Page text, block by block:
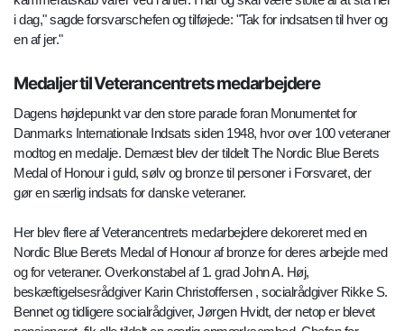
i dag," sagde forsvarschefen og tilføjede: "Tak for indsatsen til hver og
en af jer."
Medaljer til Veterancentrets medarbejdere
Dagens højdepunkt var den store parade foran Monumentet for
Danmarks Internationale Indsats siden 1948, hvor over 100 veteraner
modtog en medalje. Dernæst blev der tildelt The Nordic Blue Berets
Medal of Honour i guld, sølv og bronze til personer i Forsvaret, der
gør en særlig indsats for danske veteraner.
Her blev flere af Veterancentrets medarbejdere dekoreret med en
Nordic Blue Berets Medal of Honour af bronze for deres arbejde med
og for veteraner. Overkonstabel af 1. grad John A. Høj,
beskæftigelsesrådgiver Karin Christoffersen , socialrådgiver Rikke S.
Bennet og tidligere socialrådgiver, Jørgen Hvidt, der netop er blevet